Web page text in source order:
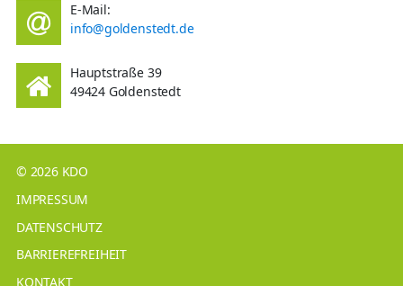
E-Mail:
info@goldenstedt.de
Hauptstraße 39
49424 Goldenstedt
© 2026 KDO
IMPRESSUM
DATENSCHUTZ
BARRIEREFREIHEIT
KONTAKT